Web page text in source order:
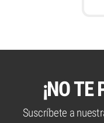
¡NO TE
Suscríbete a